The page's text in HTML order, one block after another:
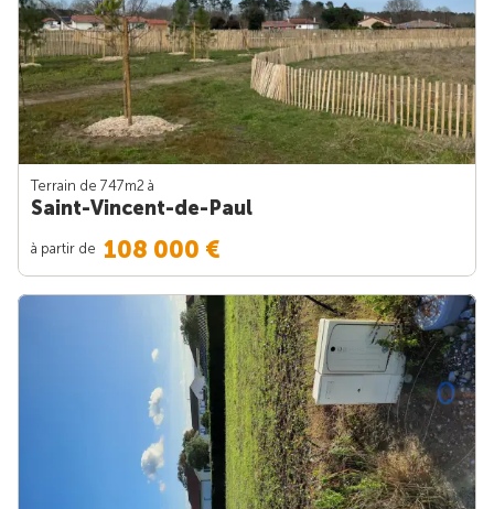
Terrain de 747m2 à
Saint-Vincent-de-Paul
à partir de 108 000 €